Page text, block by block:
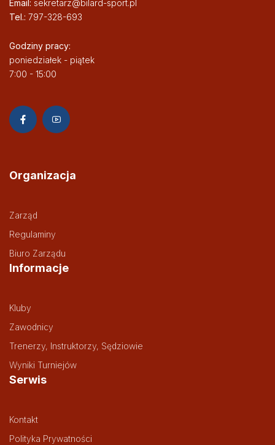
Email: sekretarz@bilard-sport.pl
Tel.: 797-328-693
Godziny pracy:
poniedziałek - piątek
7:00 - 15:00
Organizacja
Zarząd
Regulaminy
Biuro Zarządu
Informacje
Kluby
Zawodnicy
Trenerzy, Instruktorzy, Sędziowie
Wyniki Turniejów
Serwis
Kontakt
Polityka Prywatności